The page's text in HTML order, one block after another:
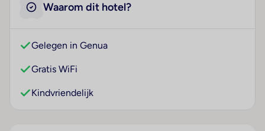
Waarom dit hotel?
Gelegen in Genua
Gratis WiFi
Kindvriendelijk